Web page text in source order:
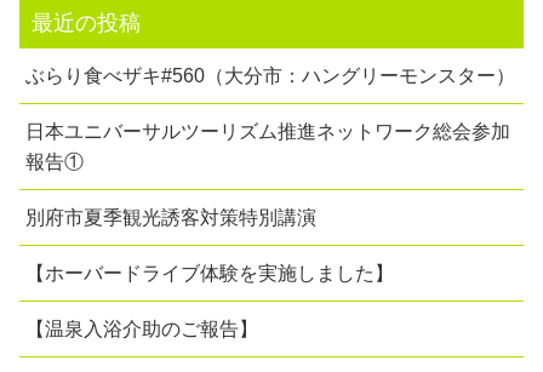
最近の投稿
ぶらり食べザキ#560（大分市：ハングリーモンスター）
日本ユニバーサルツーリズム推進ネットワーク総会参加
報告①
別府市夏季観光誘客対策特別講演
【ホーバードライブ体験を実施しました】
【温泉入浴介助のご報告】